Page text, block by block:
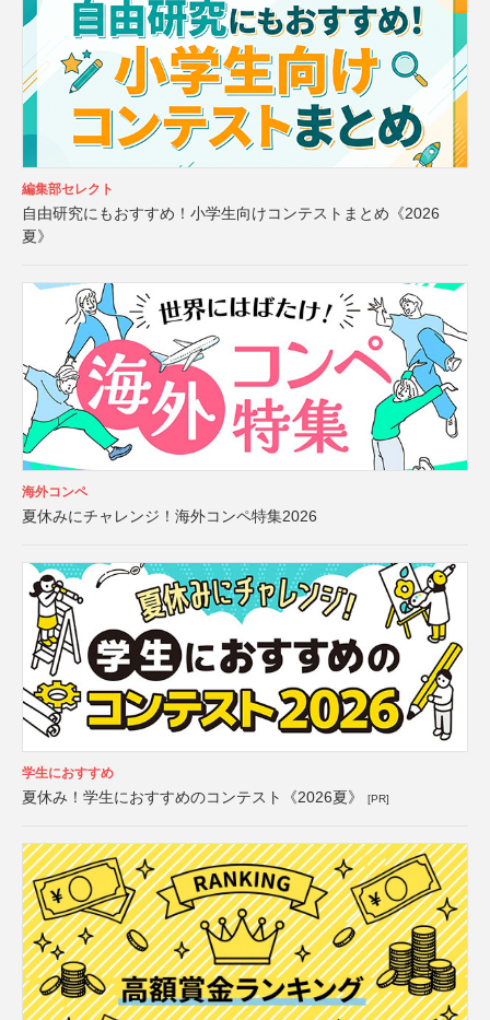
編集部セレクト
自由研究にもおすすめ！小学生向けコンテストまとめ《2026
夏》
海外コンペ
夏休みにチャレンジ！海外コンペ特集2026
学生におすすめ
夏休み！学生におすすめのコンテスト《2026夏》 [PR]